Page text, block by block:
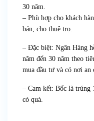
30 năm.
– Phù hợp cho khách
bán, cho thuê trọ.
– Đặc biệt: Ngân Hàng
năm đến 30 năm theo
mua đầu tư và có nơi
– Cam kết: Bốc là trúng
có quà.